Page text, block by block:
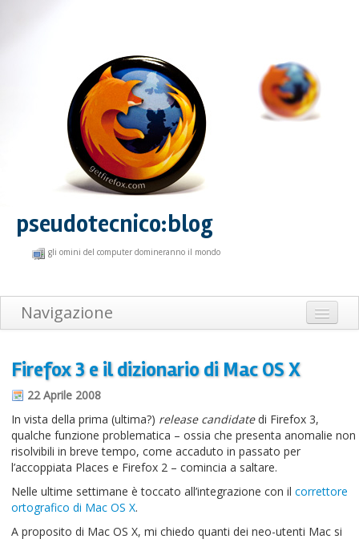
pseudotecnico:blog
gli omini del computer domineranno il mondo
Navigazione
Informazioni sul blog
Contatti
Varie
Cookie
Firefox 3 e il dizionario di Mac OS X
22 Aprile 2008
In vista della prima (ultima?) release candidatedi Firefox 3,
qualche funzione problematica – ossia che presenta anomalie non
risolvibili in breve tempo, come accaduto in passato per
l’accoppiata Places e Firefox 2 – comincia a saltare.
Nelle ultime settimane è toccato all’integrazione con il correttore
ortografico di Mac OS X.
A proposito di Mac OS X, mi chiedo quanti dei neo-utenti Mac si